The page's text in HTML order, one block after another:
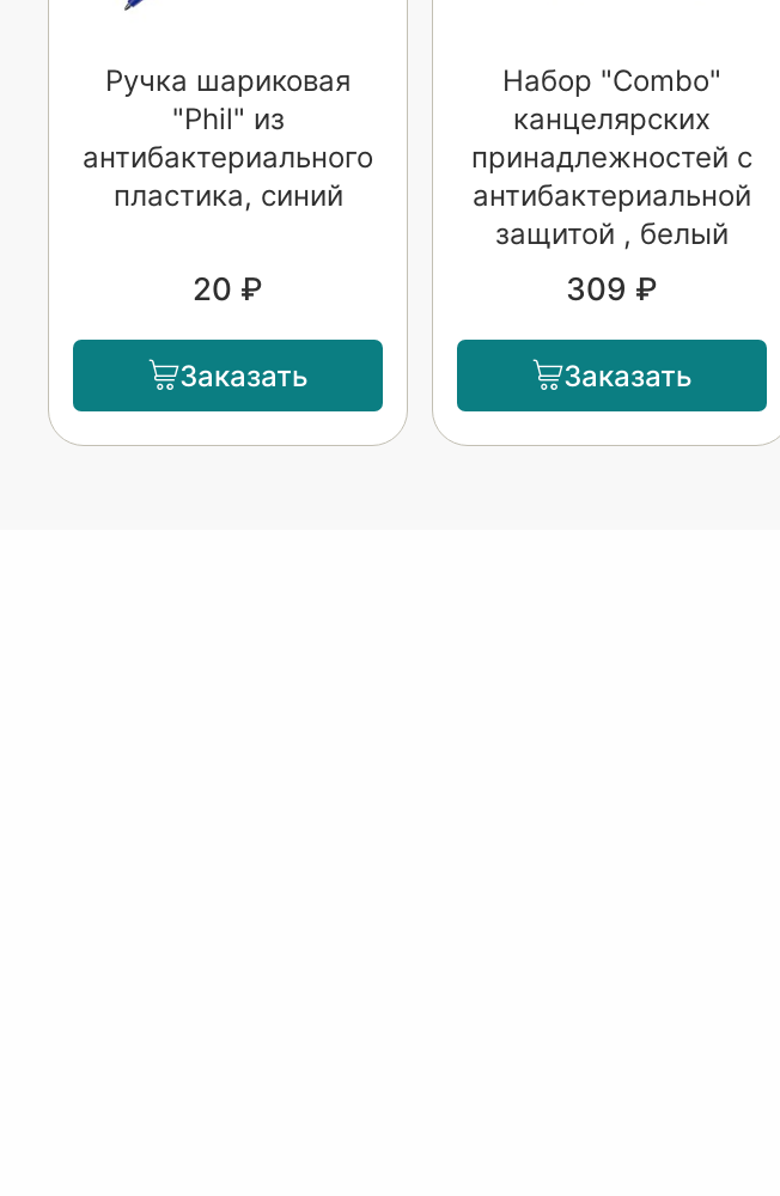
Ручка шариковая
"Phil" из
антибактериального
пластика, синий
20 ₽
Заказать
Набор "Combo"
канцелярских
принадлежностей с
антибактериальной
защитой , белый
309 ₽
Заказать